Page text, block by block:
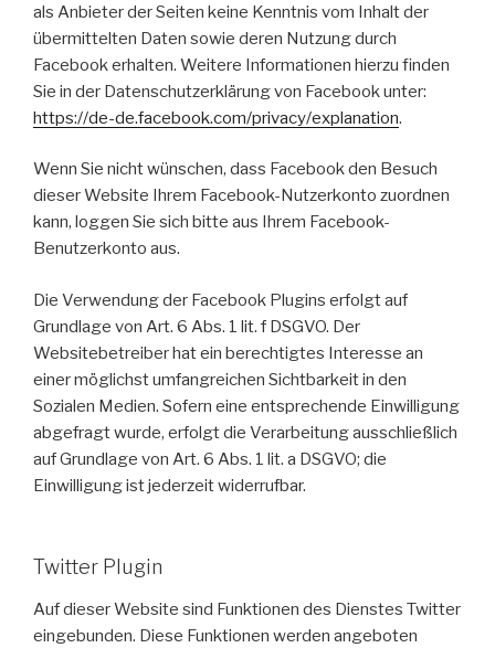
als Anbieter der Seiten keine Kenntnis vom Inhalt der
übermittelten Daten sowie deren Nutzung durch
Facebook erhalten. Weitere Informationen hierzu finden
Sie in der Datenschutzerklärung von Facebook unter:
https://de-de.facebook.com/privacy/explanation.
Wenn Sie nicht wünschen, dass Facebook den Besuch
dieser Website Ihrem Facebook-Nutzerkonto zuordnen
kann, loggen Sie sich bitte aus Ihrem Facebook-
Benutzerkonto aus.
Die Verwendung der Facebook Plugins erfolgt auf
Grundlage von Art. 6 Abs. 1 lit. f DSGVO. Der
Websitebetreiber hat ein berechtigtes Interesse an
einer möglichst umfangreichen Sichtbarkeit in den
Sozialen Medien. Sofern eine entsprechende Einwilligung
abgefragt wurde, erfolgt die Verarbeitung ausschließlich
auf Grundlage von Art. 6 Abs. 1 lit. a DSGVO; die
Einwilligung ist jederzeit widerrufbar.
Twitter Plugin
Auf dieser Website sind Funktionen des Dienstes Twitter
eingebunden. Diese Funktionen werden angeboten